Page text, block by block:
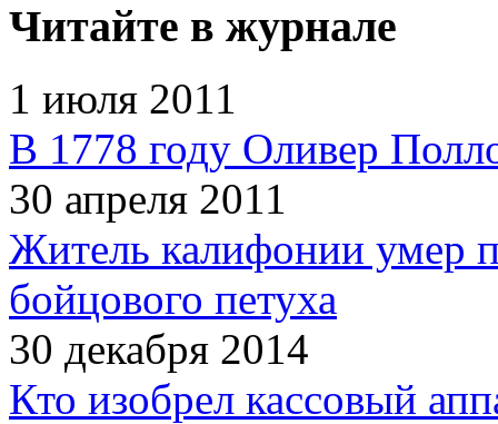
Читайте в журнале
1 июля 2011
В 1778 году Оливер
30 апреля 2011
Житель калифонии умер
бойцового петуха
30 декабря 2014
Кто изобрел кассовый